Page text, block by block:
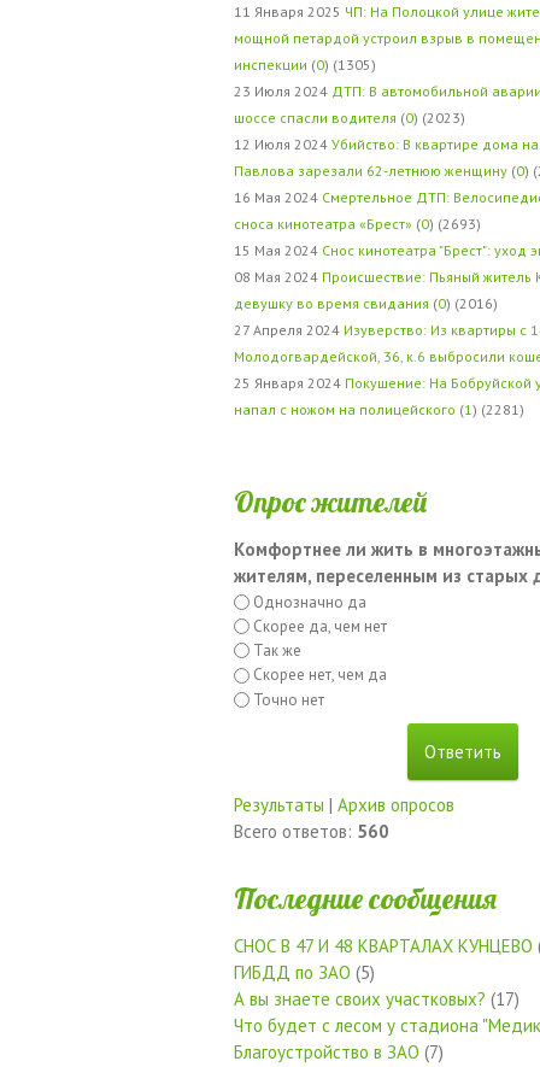
11 Января 2025 ЧП: На Полоцкой улице
мощной петардой устроил взрыв в
инспекции (0) (1305)
23 Июля 2024 ДТП: В автомобильной
шоссе спасли водителя (0) (2023)
12 Июля 2024 Убийство: В квартире дома
Павлова зарезали 62-летнюю женщину (0)
16 Мая 2024 Смертельное ДТП:
сноса кинотеатра «Брест» (0) (2693)
15 Мая 2024 Снос кинотеатра "Брест": уход
08 Мая 2024 Происшествие: Пьяный житель
девушку во время свидания (0) (2016)
27 Апреля 2024 Изуверство: Из квартиры с
Молодогвардейской, 36, к.6 выбросили
25 Января 2024 Покушение: На Бобруйской
напал с ножом на полицейского (1 ) (2281)
Опрос жителей
Комфортнее ли жить в
жителям, переселенным из старых
Однозначно да
Скорее да, чем нет
Так же
Скорее нет, чем да
Точно нет
Результаты | Архив опросов
Всего ответов: 560
Последние сообщения
СНОС В 47 И 48 КВАРТАЛАХ КУНЦЕВО
ГИБДД по ЗАО (5)
А вы знаете своих участковых? (17)
Что будет с лесом у стадиона
Благоустройство в ЗАО (7)